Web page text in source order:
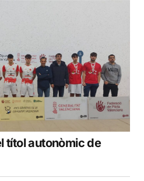
títol autonòmic de